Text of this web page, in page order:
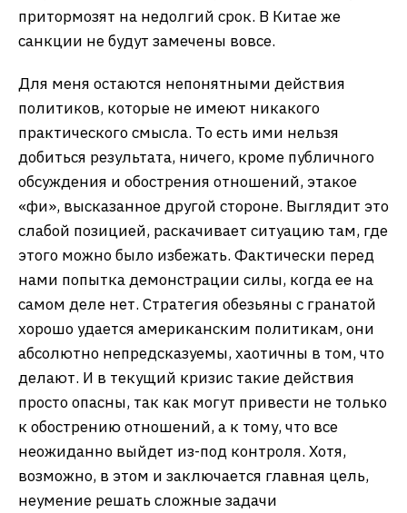
притормозят на недолгий срок. В Китае же
санкции не будут замечены вовсе.
Для меня остаются непонятными действия
политиков, которые не имеют никакого
практического смысла. То есть ими нельзя
добиться результата, ничего, кроме публичного
обсуждения и обострения отношений, этакое
«фи», высказанное другой стороне. Выглядит это
слабой позицией, раскачивает ситуацию там, где
этого можно было избежать. Фактически перед
нами попытка демонстрации силы, когда ее на
самом деле нет. Стратегия обезьяны с гранатой
хорошо удается американским политикам, они
абсолютно непредсказуемы, хаотичны в том, что
делают. И в текущий кризис такие действия
просто опасны, так как могут привести не только
к обострению отношений, а к тому, что все
неожиданно выйдет из-под контроля. Хотя,
возможно, в этом и заключается главная цель,
неумение решать сложные задачи